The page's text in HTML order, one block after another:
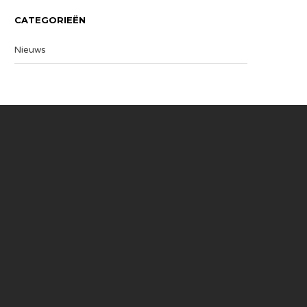
CATEGORIEËN
Nieuws